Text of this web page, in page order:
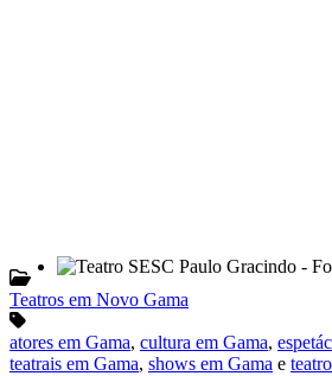
Teatros em Novo Gama
atores em Gama, cultura em Gama,
teatrais em Gama, shows em Gama e